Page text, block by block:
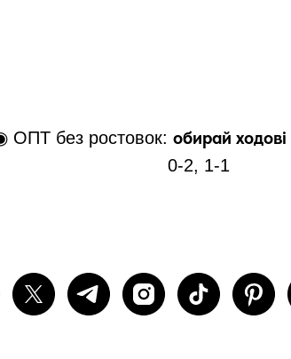
ОПТ без ростовок: обирай
0-2, 1-1